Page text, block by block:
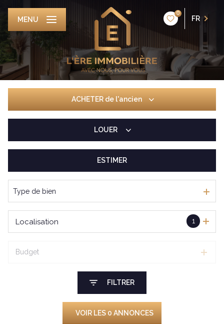
0
FR
MENU
ACHETER de l'ancien
De l'immo pro
LOUER
ESTIMER
Type de bien
1
Localisation
Budget
FILTRER
VOIR LES 0 ANNONCES